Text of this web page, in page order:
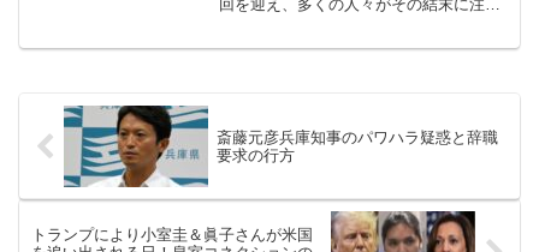
回を迎え、多くの人々がその結末に注目
斎藤元彦兵庫知事のパワハラ疑惑と辞職
要求の行方
トランプにより小室圭＆眞子さんが米国